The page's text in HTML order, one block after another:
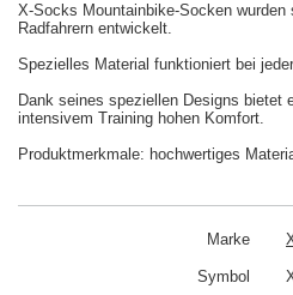
X-Socks Mountainbike-Socken
Radfahrern entwickelt.
Spezielles Material funktioniert bei
Dank seines speziellen Designs bietet
intensivem Training hohen Komfort.
Produktmerkmale: hochwertiges
Marke
Symbol